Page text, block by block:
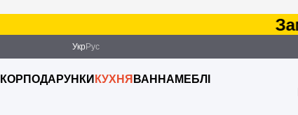
Укр Рус
ПОДАРУНКИ КУХНЯ ВАННА МЕБЛІ